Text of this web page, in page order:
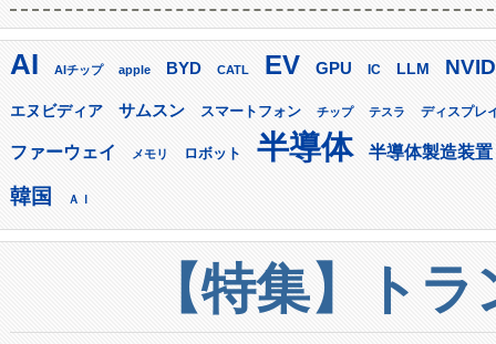
AI AIチップ apple BYD CATL EV GPU IC LLM
エヌビディア サムスン スマートフォン チップ テスラ ディスプレ
ファーウェイ メモリ ロボット 半導体 半導体製造装置
韓国 ＡＩ
【特集】ト